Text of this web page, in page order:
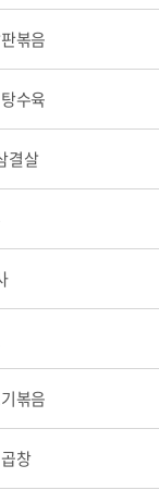
볶음
수육
결살
볶음
창